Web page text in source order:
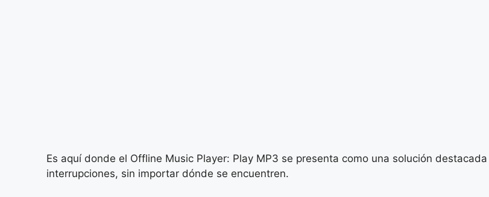
Es aquí donde el Offline Music Player: Play MP3 se presenta como una solución
interrupciones, sin importar dónde se encuentren.